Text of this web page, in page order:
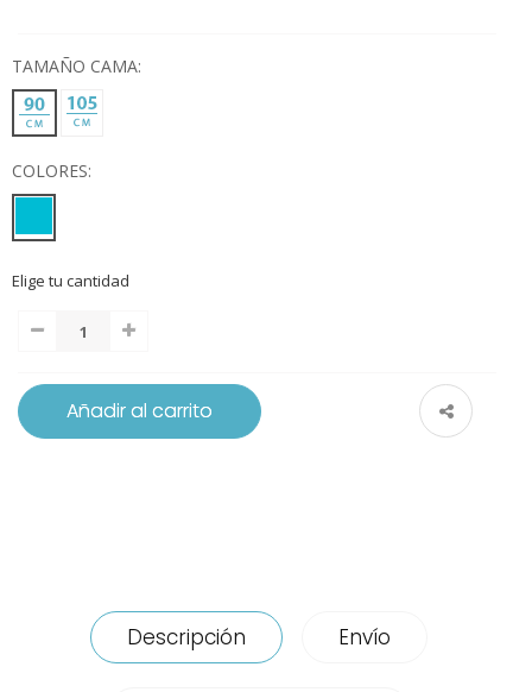
TAMAÑO CAMA:
COLORES:
Elige tu cantidad
Añadir al carrito
Descripción Envío